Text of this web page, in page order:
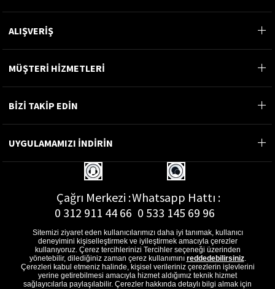
ALIŞVERİŞ
MÜŞTERİ HİZMETLERİ
BİZİ TAKİP EDİN
UYGULAMAMIZI İNDİRİN
Çağrı Merkezi :
0 312 911 44 66
Whatsapp Hattı :
0 533 145 69 96
E-Posta Adresi :
musterihizmetleri@gon.com.tr
Sitemizi ziyaret eden kullanıcılarımızı daha iyi tanımak, kullanıcı
deneyimini kişiselleştirmek ve iyileştirmek amacıyla çerezler
kullanıyoruz. Çerez tercihlerinizi Tercihler seçeneği üzerinden
yönetebilir, dilediğiniz zaman çerez kullanımını reddedebilirsiniz.
Çerezleri kabul etmeniz halinde, kişisel verileriniz çerezlerin işlevlerini
yerine getirebilmesi amacıyla hizmet aldığımız teknik hizmet
sağlayıcılarla paylaşılabilir. Çerezler hakkında detaylı bilgi almak için